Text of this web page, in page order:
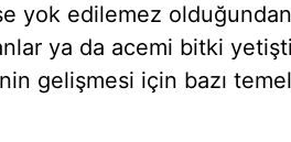
yok edilemez
ya da acemi bitki
gelişmesi için bazı